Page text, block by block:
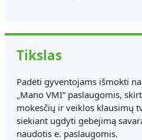
Tikslas
Padėti gyventojams išmokti
„Mano VMI“ paslaugomis,
mokesčių ir veiklos klausimų
siekiant ugdyti gebėjimą
naudotis e. paslaugomis.